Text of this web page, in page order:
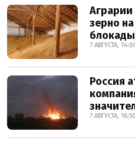
Аграрии
зерно
7 АВГУСТА,
Россия
7 АВГУСТА, 16:50